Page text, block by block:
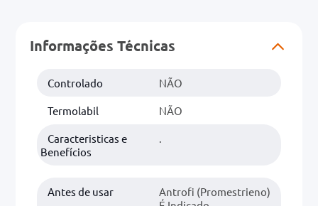
Informações Técnicas
Controlado NÃO
Termolabil NÃO
Caracteristicas e
Benefícios
Antes de usar
Antrofi (promestrieno)